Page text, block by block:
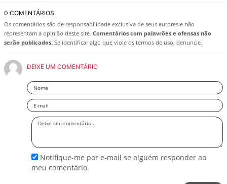
0 COMENTÁRIOS
Os comentários são de responsabilidade exclusiva de seus autores e não
representam a opinião deste site. Comentários com palavrões e ofensas não
serão publicados. Se identificar algo que viole os termos de uso, denuncie.
DEIXE UM COMENTÁRIO
Nome
Email
Deixe
Notifique-me por e-mail se alguém responder ao
meu comentário.